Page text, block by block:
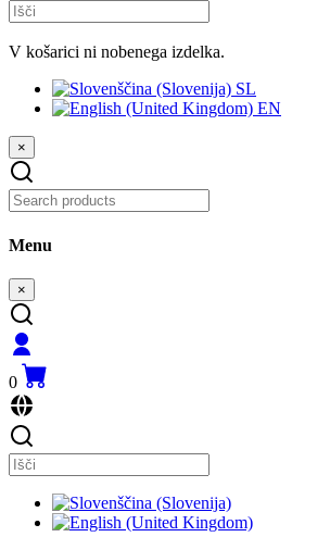
V košarici ni nobenega izdelka.
SL
EN
×
Menu
×
0